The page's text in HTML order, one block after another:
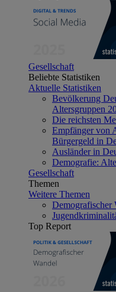
Gesellschaft
Beliebte Statistiken
Aktuelle Statistiken
Bevölkerung
Altersgruppen
Die reichsten
Empfänger von
Bürgergeld in
Ausländer in
Demografie:
Gesellschaft
Themen
Weitere Themen
Demografischer
Top Report